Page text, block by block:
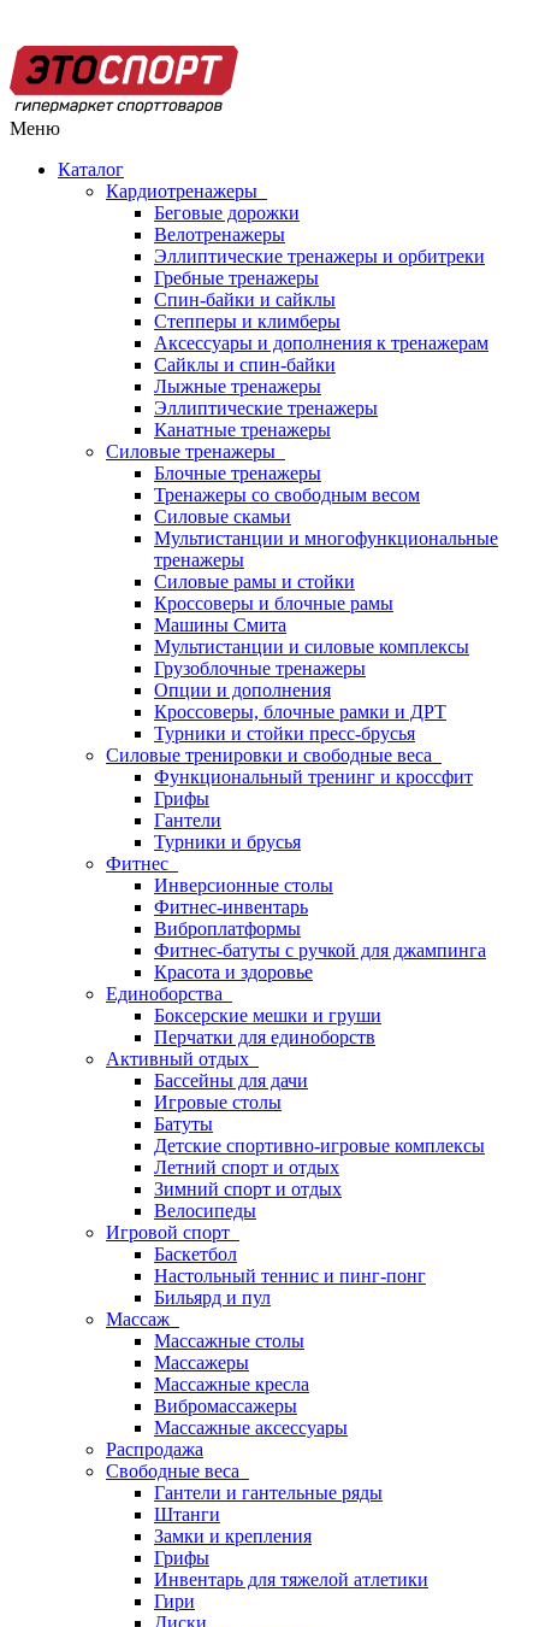
Меню
Каталог
Кардиотренажеры
Беговые дорожки
Велотренажеры
Эллиптические тренажеры и орбитреки
Гребные тренажеры
Спин-байки и сайклы
Степперы и климберы
Аксессуары и дополнения к тренажерам
Сайклы и спин-байки
Лыжные тренажеры
Эллиптические тренажеры
Канатные тренажеры
Силовые тренажеры
Блочные тренажеры
Тренажеры со свободным весом
Силовые скамьи
Мультистанции и многофункциональные
тренажеры
Силовые рамы и стойки
Кроссоверы и блочные рамы
Машины Смита
Мультистанции и силовые комплексы
Грузоблочные тренажеры
Опции и дополнения
Кроссоверы, блочные рамки и ДРТ
Турники и стойки пресс-брусья
Силовые тренировки и свободные веса
Функциональный тренинг и кроссфит
Грифы
Гантели
Турники и брусья
Фитнес
Инверсионные столы
Фитнес-инвентарь
Виброплатформы
Фитнес-батуты с ручкой для джампинга
Красота и здоровье
Единоборства
Боксерские мешки и груши
Перчатки для единоборств
Активный отдых
Бассейны для дачи
Игровые столы
Батуты
Детские спортивно-игровые комплексы
Летний спорт и отдых
Зимний спорт и отдых
Велосипеды
Игровой спорт
Баскетбол
Настольный теннис и пинг-понг
Бильярд и пул
Массаж
Массажные столы
Массажеры
Массажные кресла
Вибромассажеры
Массажные аксессуары
Распродажа
Свободные веса
Гантели и гантельные ряды
Штанги
Замки и крепления
Грифы
Инвентарь для тяжелой атлетики
Гири
Диски